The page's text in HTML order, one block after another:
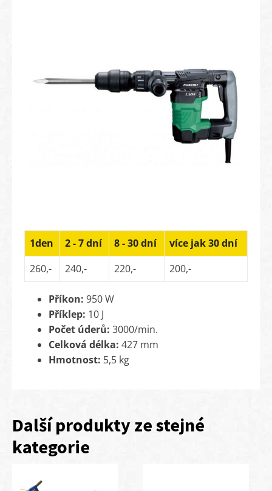
1den 2 - 7 dní 8 - 30 dní
více jak 30 dní
260,-
240,- 220,- 200,-
Příkon: 950 W
Příklep: 10 J
Počet úderů: 3000/min.
Celková délka: 427 mm
Hmotnost: 5,5 kg
Další produkty ze stejné
kategorie